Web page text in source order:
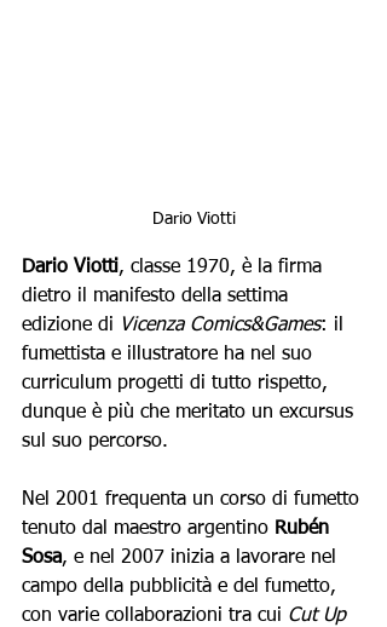
Dario Viotti
Dario Viotti, classe 1970, è la firma
dietro il manifesto della settima
edizione di Vicenza Comics&Games: il
fumettista e illustratore ha nel suo
curriculum progetti di tutto rispetto,
dunque è più che meritato un excursus
sul suo percorso.
Nel 2001 frequenta un corso di fumetto
tenuto dal maestro argentino Rubén
Sosa, e nel 2007 inizia a lavorare nel
campo della pubblicità e del fumetto,
con varie collaborazioni tra cui Cut Up